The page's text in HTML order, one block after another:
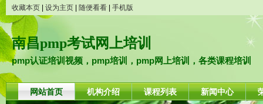
收藏本页 设为主页 随便看看 手机版
南昌pmp考试网上培训
pmp认证培训视频，pmp培训，pmp网上培训，各类课程培训
网站首页 机构介绍 课程列表 新闻中心